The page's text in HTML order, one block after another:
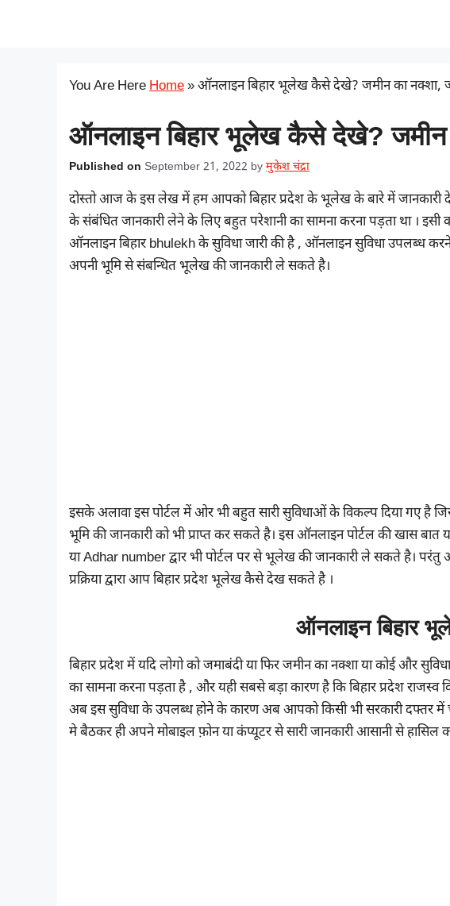
You Are HereHome»ऑनलाइन बिहार भूलेख कैसे देखे? जमीन का नक्शा,
ऑनलाइन बिहार भूलेख कैसे देखे? जमीन
Published on September 21, 2022 by मुकेश चंद्रा
दोस्तो आज के इस लेख में हम आपको बिहार प्रदेश के भूलेख के बारे में जानकारी
के संबंधित जानकारी लेने के लिए बहुत परेशानी का सामना करना पड़ता था । इसी
ऑनलाइन बिहार bhulekh के सुविधा जारी की है , ऑनलाइन सुविधा उपलब्ध
अपनी भूमि से संबन्धित भूलेख की जानकारी ले सकते है।
इसके अलावा इस पोर्टल में ओर भी बहुत सारी सुविधाओं के विकल्प दिया गए
भूमि की जानकारी को भी प्राप्त कर सकते है। इस ऑनलाइन पोर्टल की खास
या Adhar number द्वार भी पोर्टल पर से भूलेख की जानकारी ले सकते है।
प्रक्रिया द्वारा आप बिहार प्रदेश भूलेख कैसे देख सकते है ।
ऑनलाइन बिहार
बिहार प्रदेश में यदि लोगो को जमाबंदी या फिर जमीन का नक्शा या कोई और
का सामना करना पड़ता है , और यही सबसे बड़ा कारण है कि बिहार प्रदेश राजस्व
अब इस सुविधा के उपलब्ध होने के कारण अब आपको किसी भी सरकारी दफ्तर
मे बैठकर ही अपने मोबाइल फ़ोन या कंप्यूटर से सारी जानकारी आसानी से हासिल